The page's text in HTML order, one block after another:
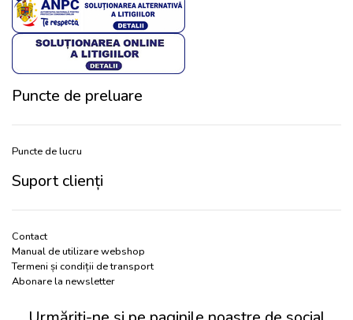
Puncte de preluare
Puncte de lucru
Suport clienți
Contact
Manual de utilizare webshop
Termeni și condiții de transport
Abonare la newsletter